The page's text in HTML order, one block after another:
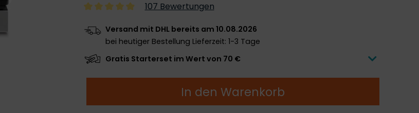
107 Bewertungen
Versand mit DHL bereits am 10.08.2026
bei heutiger Bestellung Lieferzeit: 1-3 Tage
Gratis Starterset im Wert von 70 €
In den Warenkorb